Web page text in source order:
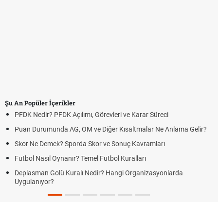
Şu An Popüler İçerikler
PFDK Nedir? PFDK Açılımı, Görevleri ve Karar Süreci
Puan Durumunda AG, OM ve Diğer Kısaltmalar Ne Anlama Gelir?
Skor Ne Demek? Sporda Skor ve Sonuç Kavramları
Futbol Nasıl Oynanır? Temel Futbol Kuralları
Deplasman Golü Kuralı Nedir? Hangi Organizasyonlarda
Uygulanıyor?